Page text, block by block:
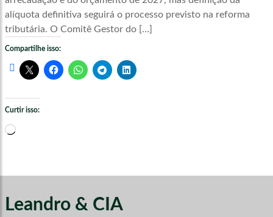
alíquota definitiva seguirá o processo previsto na reforma
tributária. O Comitê Gestor do […]
Compartilhe isso:
Curtir isso:
Carregando...
Leandro & CIA